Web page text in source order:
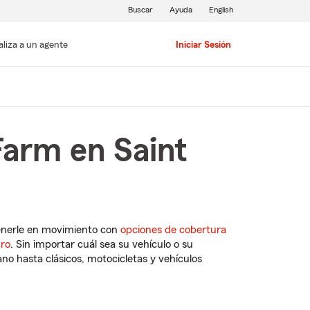
a un agente Iniciar Sesión
Buscar Ayuda English
en Saint
en movimiento con opciones de cobertura
. Sin importar cuál sea su vehículo o su
hasta clásicos, motocicletas y vehículos